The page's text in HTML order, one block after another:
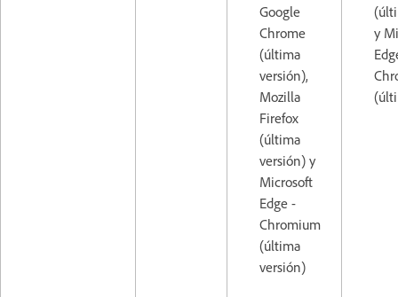
Google
Chrome
(última
versión),
Mozilla
Firefox
(última
versión) y
Microsoft
Edge -
Chromium
(última
versión)
y